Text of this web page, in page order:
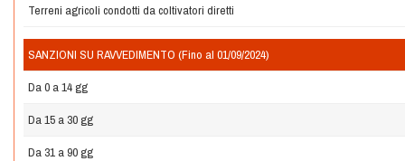
Terreni agricoli condotti da coltivatori diretti
SANZIONI SU RAVVEDIMENTO (Fino al 01/09/2024)
Da 0 a 14 gg
Da 15 a 30 gg
Da 31 a 90 gg